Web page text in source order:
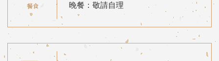
晚餐：敬請自理